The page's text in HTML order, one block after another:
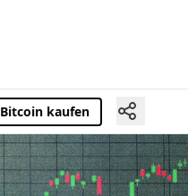
Bitcoin kaufen